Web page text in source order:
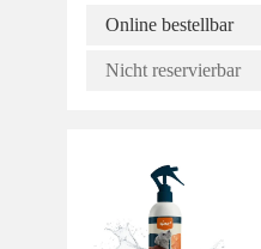
Online bestellbar
Nicht reservierbar